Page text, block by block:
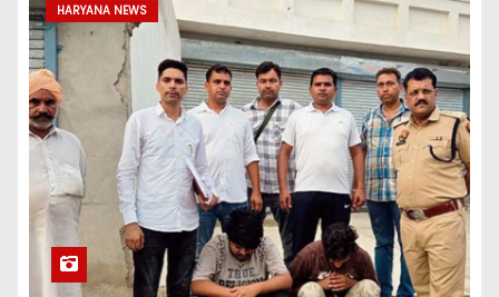
HARYANA NEWS